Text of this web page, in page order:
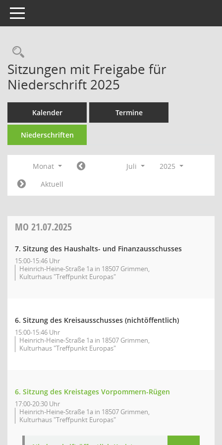
Toggle navigation
Rechercheauswahl
Sitzungen mit Freigabe für
Niederschrift 2025
Kalender Termine
Niederschriften
Monat Juli
2025
Aktuell
MO 21.07.2025
7. Sitzung des Haushalts- und Finanzausschusses
15:00-15:46 Uhr
Heinrich-Heine-Straße 1a in 18507 Grimmen,
Kulturhaus "Treffpunkt Europas"
6. Sitzung des Kreisausschusses (nichtöffentlich)
15:00-15:46 Uhr
Heinrich-Heine-Straße 1a in 18507 Grimmen,
Kulturhaus "Treffpunkt Europas"
6. Sitzung des Kreistages Vorpommern-Rügen
17:00-20:30 Uhr
Heinrich-Heine-Straße 1a in 18507 Grimmen,
Kulturhaus "Treffpunkt Europas"